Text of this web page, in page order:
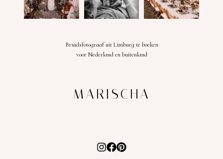
Bruidsfotograaf uit Limburg te boeken
voor Nederland en buitenland
MARISCHA